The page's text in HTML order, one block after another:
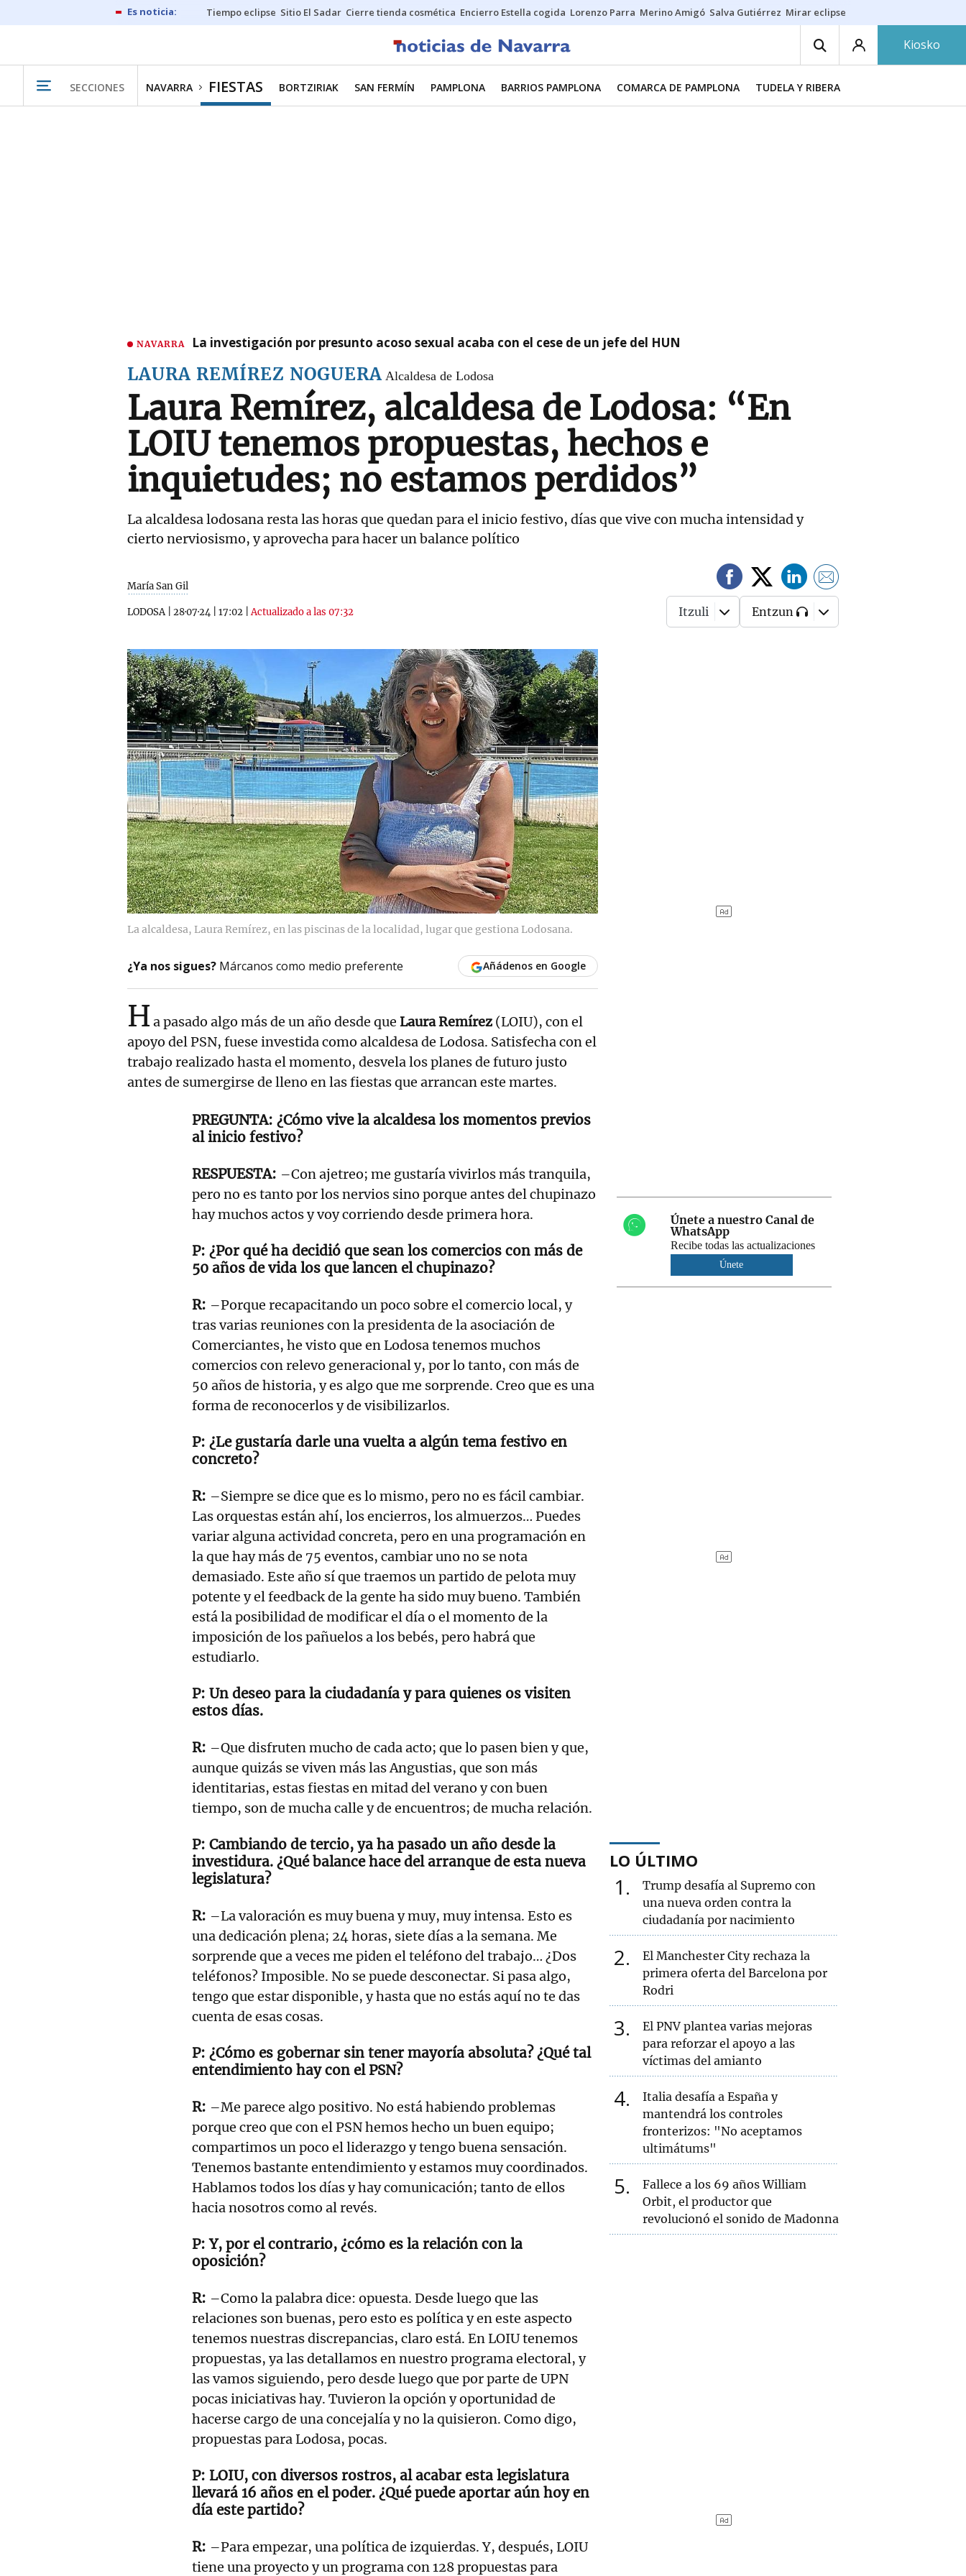
Tiempo eclipse Sitio El Sadar Cierre tienda cosmética Encierro Estella cogida Lorenzo Parra Merino Amigó Salva Gutiérrez Mirar eclipse
Kiosko
SECCIONES NAVARRA FIESTAS BORTZIRIAK SAN FERMÍN PAMPLONA BARRIOS PAMPLONA COMARCA DE PAMPLONA TUDELA Y RIBERA
NAVARRA La investigación por presunto acoso sexual acaba con el cese de un jefe del HUN
LAURA REMÍREZ NOGUERA Alcaldesa de Lodosa
Laura Remírez, alcaldesa de Lodosa: “En
LOIU tenemos propuestas, hechos e
inquietudes; no estamos perdidos”
La alcaldesa lodosana resta las horas que quedan para el inicio festivo, días que vive con mucha intensidad y
cierto nerviosismo, y aprovecha para hacer un balance político
María San Gil
LODOSA| 28·07·24 17:02 |Actualizado a las 07:32 Itzuli Entzun
La alcaldesa, Laura Remírez, en las piscinas de la localidad, lugar que gestiona Lodosana.
¿Ya nos sigues? Márcanos como medio preferente Añádenos en Google
H a pasado algo más de un año desde que Laura Remírez (LOIU), con el
apoyo del PSN, fuese investida como alcaldesa de Lodosa. Satisfecha con el
trabajo realizado hasta el momento, desvela los planes de futuro justo
antes de sumergirse de lleno en las fiestas que arrancan este martes.
¿Cómo vive la alcaldesa los momentos previos
al inicio festivo?
–Con ajetreo; me gustaría vivirlos más tranquila,
pero no es tanto por los nervios sino porque antes del chupinazo
hay muchos actos y voy corriendo desde primera hora.
¿Por qué ha decidió que sean los comercios con más de
50 años de vida los que lancen el chupinazo?
–Porque recapacitando un poco sobre el comercio local, y
tras varias reuniones con la presidenta de la asociación de
Comerciantes, he visto que en Lodosa tenemos muchos
comercios con relevo generacional y, por lo tanto, con más de
50 años de historia, y es algo que me sorprende. Creo que es una
forma de reconocerlos y de visibilizarlos.
¿Le gustaría darle una vuelta a algún tema festivo en
concreto?
–Siempre se dice que es lo mismo, pero no es fácil cambiar.
Las orquestas están ahí, los encierros, los almuerzos… Puedes
variar alguna actividad concreta, pero en una programación en
la que hay más de 75 eventos, cambiar uno no se nota
demasiado. Este año sí que traemos un partido de pelota muy
potente y el feedback de la gente ha sido muy bueno. También
está la posibilidad de modificar el día o el momento de la
imposición de los pañuelos a los bebés, pero habrá que
estudiarlo.
Un deseo para la ciudadanía y para quienes os visiten
estos días.
–Que disfruten mucho de cada acto; que lo pasen bien y que,
aunque quizás se viven más las Angustias, que son más
identitarias, estas fiestas en mitad del verano y con buen
tiempo, son de mucha calle y de encuentros; de mucha relación.
Cambiando de tercio, ya ha pasado un año desde la
investidura. ¿Qué balance hace del arranque de esta nueva
legislatura?
–La valoración es muy buena y muy, muy intensa. Esto es
una dedicación plena; 24 horas, siete días a la semana. Me
sorprende que a veces me piden el teléfono del trabajo… ¿Dos
teléfonos? Imposible. No se puede desconectar. Si pasa algo,
tengo que estar disponible, y hasta que no estás aquí no te das
cuenta de esas cosas.
¿Cómo es gobernar sin tener mayoría absoluta? ¿Qué tal
entendimiento hay con el PSN?
–Me parece algo positivo. No está habiendo problemas
porque creo que con el PSN hemos hecho un buen equipo;
compartimos un poco el liderazgo y tengo buena sensación.
Tenemos bastante entendimiento y estamos muy coordinados.
Hablamos todos los días y hay comunicación; tanto de ellos
hacia nosotros como al revés.
Y, por el contrario, ¿cómo es la relación con la
oposición?
–Como la palabra dice: opuesta. Desde luego que las
relaciones son buenas, pero esto es política y en este aspecto
tenemos nuestras discrepancias, claro está. En LOIU tenemos
propuestas, ya las detallamos en nuestro programa electoral, y
las vamos siguiendo, pero desde luego que por parte de UPN
pocas iniciativas hay. Tuvieron la opción y oportunidad de
hacerse cargo de una concejalía y no la quisieron. Como digo,
propuestas para Lodosa, pocas.
LOIU, con diversos rostros, al acabar esta legislatura
llevará 16 años en el poder. ¿Qué puede aportar aún hoy en
día este partido?
–Para empezar, una política de izquierdas. Y, después, LOIU
tiene una proyecto y un programa con 128 propuestas para
Únete a nuestro Canal de
WhatsApp
Recibe todas las actualizaciones
Únete
LO ÚLTIMO
1
Trump desafía al Supremo con
una nueva orden contra la
ciudadanía por nacimiento
2
El Manchester City rechaza la
primera oferta del Barcelona por
Rodri
3
El PNV plantea varias mejoras
para reforzar el apoyo a las
víctimas del amianto
4
Italia desafía a España y
mantendrá los controles
fronterizos: "No aceptamos
ultimátums"
5
Fallece a los 69 años William
Orbit, el productor que
revolucionó el sonido de Madonna